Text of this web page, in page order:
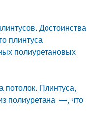
Достоинства
плинтуса
полиуретановых
потолок. Плинтуса,
полиуретана —, что